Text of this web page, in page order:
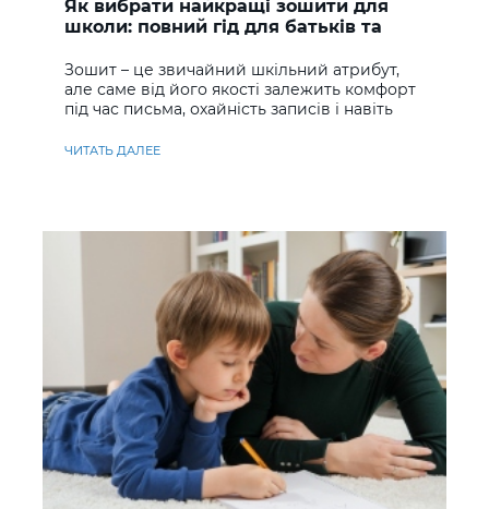
Як вибрати найкращі зошити для
школи: повний гід для батьків та
Зошит – це звичайний шкільний атрибут,
але саме від його якості залежить комфорт
під час письма, охайність записів і навіть
ЧИТАТЬ ДАЛЕЕ